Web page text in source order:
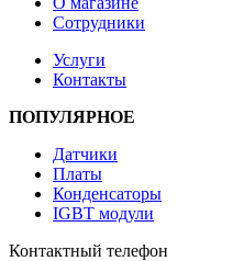
Сотрудники
Услуги
Контакты
ПОПУЛЯРНОЕ
Датчики
Платы
Конденсаторы
IGBT модули
Контактный телефон